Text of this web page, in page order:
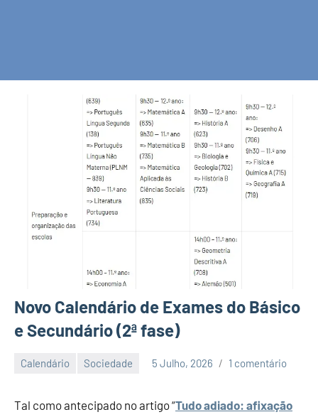
Novo Calendário de Exames do Básico
e Secundário (2ª fase)
Calendário Sociedade 5 Julho, 2026
Finanças
1 comentário
Tal como antecipado no artigo “Tudo adiado: afixação